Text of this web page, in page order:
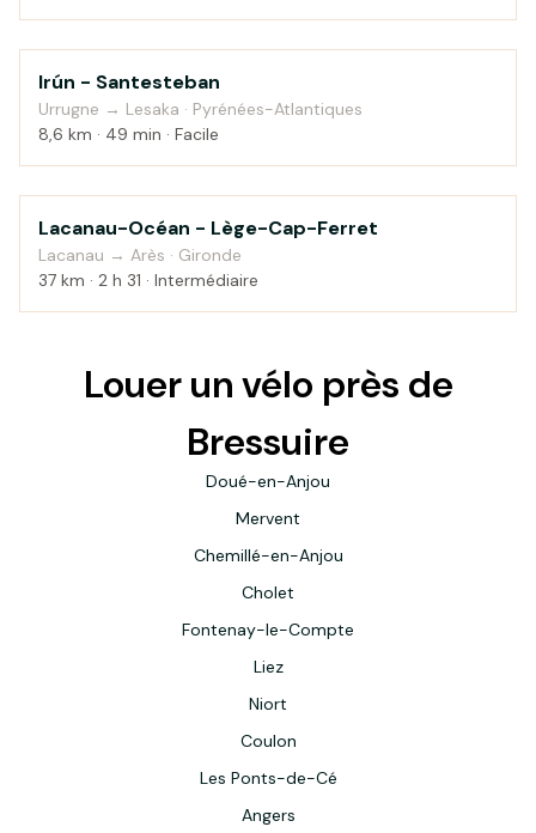
Au fil de l'eau
Irún - Santesteban
Urrugne → Lesaka · Pyrénées-Atlantiques
8,6 km · 49 min · Facile
Bord de mer
Lacanau-Océan - Lège-Cap-Ferret
Lacanau → Arès · Gironde
37 km · 2 h 31 · Intermédiaire
Louer un vélo près de
Bressuire
Doué-en-Anjou
Mervent
Chemillé-en-Anjou
Cholet
Fontenay-le-Compte
Liez
Niort
Coulon
Les Ponts-de-Cé
Angers